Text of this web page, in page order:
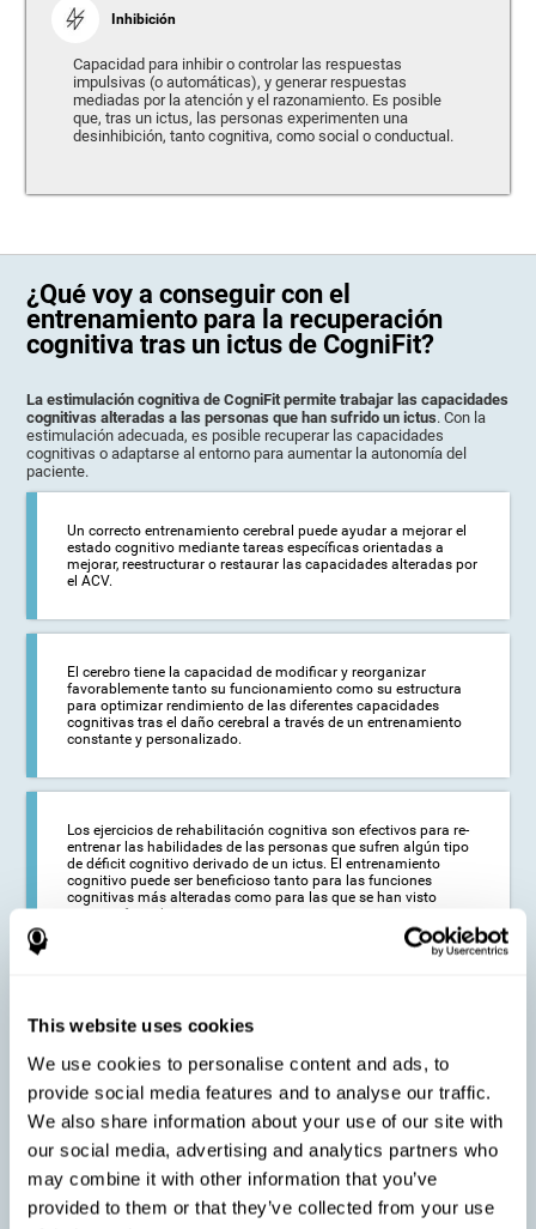
This website uses cookies
We use cookies to personalise content and ads, to
provide social media features and to analyse our traffic.
We also share information about your use of our site with
our social media, advertising and analytics partners who
may combine it with other information that you’ve
provided to them or that they’ve collected from your use
Inhibición
Capacidad para inhibir o controlar las respuestas
impulsivas (o automáticas), y generar respuestas
mediadas por la atención y el razonamiento. Es posible
que, tras un ictus, las personas experimenten una
desinhibición, tanto cognitiva, como social o conductual.
¿Qué voy a conseguir con el
entrenamiento para la recuperación
cognitiva tras un ictus de CogniFit?
La estimulación cognitiva de CogniFit permite trabajar las capacidades
cognitivas alteradas a las personas que han sufrido un ictus. Con la
estimulación adecuada, es posible recuperar las capacidades
cognitivas o adaptarse al entorno para aumentar la autonomía del
paciente.
Un correcto entrenamiento cerebral puede ayudar a mejorar el
estado cognitivo mediante tareas específicas orientadas a
mejorar, reestructurar o restaurar las capacidades alteradas por
el ACV.
El cerebro tiene la capacidad de modificar y reorganizar
favorablemente tanto su funcionamiento como su estructura
para optimizar rendimiento de las diferentes capacidades
cognitivas tras el daño cerebral a través de un entrenamiento
constante y personalizado.
Los ejercicios de rehabilitación cognitiva son efectivos para re-
entrenar las habilidades de las personas que sufren algún tipo
de déficit cognitivo derivado de un ictus. El entrenamiento
cognitivo puede ser beneficioso tanto para las funciones
cognitivas más alteradas como para las que se han visto
menos afectadas.
estimulación cerebral busca reducir a largo plazo el impacto
neurorrehabilitación y el entrenamiento de CogniFit pueden
ayudar a maximizar la autonomía de la persona afectada y, por
tanto, mejorando la calidad de vida.
La rehabilitación cognitiva no tiene la capacidad de activar el
funcionamiento de los tejidos cerebrales dañados. Sin
embargo, gracias a la reorganización cortical, sí puede